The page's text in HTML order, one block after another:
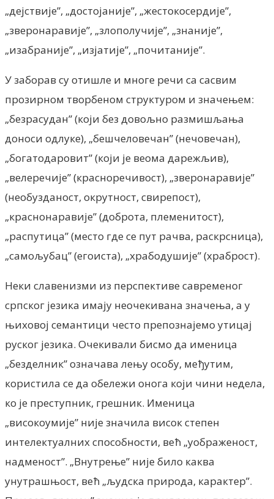
„дејствије”, „достојаније”, „жестокосердије”,
„зверонаравије”, „злополучије”, „знаније”,
„изабраније”, „изјатије”, „почитаније”.
У заборав су отишле и многе речи са сасвим
прозирном творбеном структуром и значењем:
„безрасудан” (који без довољно размишљања
доноси одлуке), „бешчеловечан” (нечовечан),
„богатодаровит” (који је веома дарежљив),
„велеречије” (красноречивост), „зверонаравије”
(необузданост, окрутност, свирепост),
„краснонаравије” (доброта, племенитост),
„распутица” (место где се пут рачва, раскрсница),
„самољубац” (егоиста), „храбодушије” (храброст).
Неки славенизми из перспективе савременог
српског језика имају неочекивана значења, а у
њиховој семантици често препознајемо утицај
руског језика. Очекивали бисмо да именица
„безделник” означава лењу особу, међутим,
користила се да обележи онога који чини недела,
ко је преступник, грешник. Именица
„високоумије” није значила висок степен
интелектуалних способности, већ „уображеност,
надменост”. „Внутрење” није било каква
унутрашњост, већ „људска природа, карактер”.